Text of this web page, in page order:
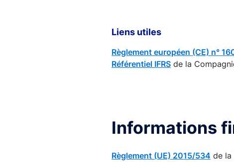
Liens utiles
Règlement européen (CE) n°
Référentiel IFRS de la
Informations
Règlement (UE) 2015/534 de la